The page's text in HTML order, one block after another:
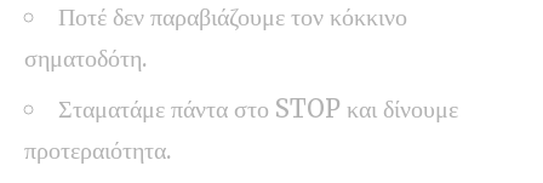
Ποτέ δεν παραβιάζουμε τον κόκκινο
σηματοδότη.
Σταματάμε πάντα στο STOP και δίνουμε
προτεραιότητα.